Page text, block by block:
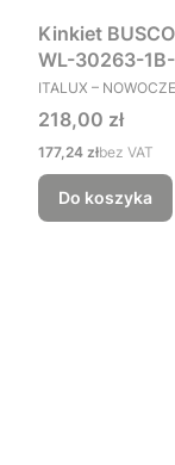
Kinkiet
WL-30263-1B-
PRODUCENT
ITALUX –
Cena
218,00 zł
Cena
177,24 złbez VAT
Do koszyka